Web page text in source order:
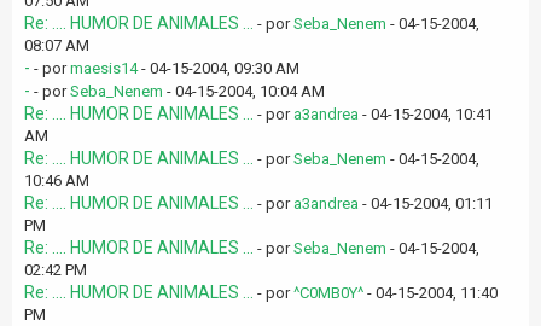
Re: .... HUMOR DE ANIMALES ... - porSeba_Nenem - 04-15-2004,
08:07 AM
- - pormaesis14- 04-15-2004, 09:30 AM
- - porSeba_Nenem - 04-15-2004, 10:04 AM
Re: .... HUMOR DE ANIMALES ... - por a3andrea - 04-15-2004, 10:41
AM
Re: .... HUMOR DE ANIMALES ... - porSeba_Nenem - 04-15-2004,
10:46 AM
Re: .... HUMOR DE ANIMALES ... - por a3andrea - 04-15-2004, 01:11
PM
Re: .... HUMOR DE ANIMALES ... - porSeba_Nenem - 04-15-2004,
02:42 PM
Re: .... HUMOR DE ANIMALES ... - por^C0MB0Y^ - 04-15-2004, 11:40
PM